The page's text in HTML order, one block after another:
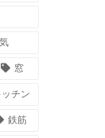
窓
ッチン
鉄筋